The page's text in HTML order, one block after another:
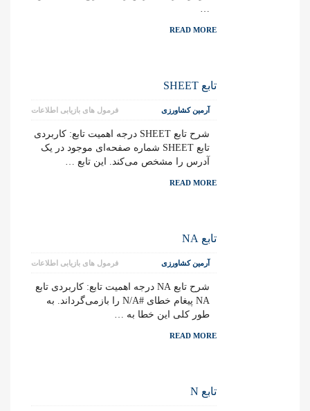
…
READ MORE
تابع SHEET
فرمول های بازیابی اطلاعات آرمین کشاورزی
شرح تابع SHEET درجه اهمیت تابع: کاربردی
تابع SHEET شماره صفحه‌ای موجود در یک
آدرس را مشخص می‌کند. این تابع …
READ MORE
تابع NA
فرمول های بازیابی اطلاعات آرمین کشاورزی
شرح تابع NA درجه اهمیت تابع: کاربردی تابع
NA پیغام خطای #N/A را بازمی‌گرداند. به
طور کلی این خطا به …
READ MORE
تابع N